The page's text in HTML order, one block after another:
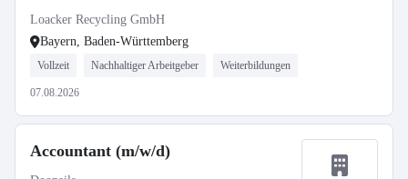
Loacker Recycling GmbH
Bayern, Baden-Württemberg
Vollzeit Nachhaltiger Arbeitgeber Weiterbildungen
07.08.2026
Accountant (m/w/d)